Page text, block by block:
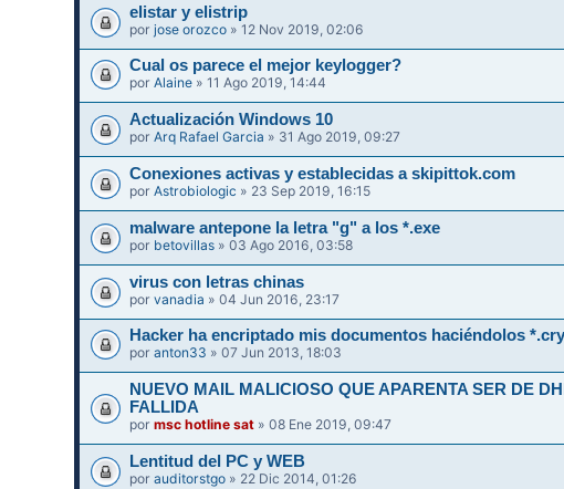
elistar y elistrip
porjose orozco » 12 Nov 2019, 02:06
Cual os parece el mejor keylogger?
porAlaine » 11 Ago 2019, 14:44
Actualización Windows 10
porArq Rafael Garcia » 31 Ago 2019, 09:27
Conexiones activas y establecidas a skipittok.com
porAstrobiologic » 23 Sep 2019, 16:15
malware antepone la letra "g" a los *.exe
por betovillas » 03 Ago 2016, 03:58
virus con letras chinas
porvanadia » 04 Jun 2016, 23:17
Hacker ha encriptado mis documentos haciéndolos
poranton33 » 07 Jun 2013, 18:03
NUEVO MAIL MALICIOSO QUE APARENTA SER DE
FALLIDA
pormsc hotline sat » 08 Ene 2019, 09:47
Lentitud del PC y WEB
porauditorstgo » 22 Dic 2014, 01:26